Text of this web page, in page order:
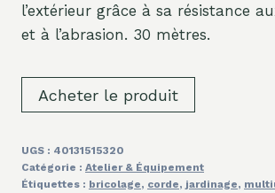
l’extérieur grâce à sa résistance
et à l’abrasion. 30 mètres.
Acheter le produit
UGS : 40131515320
Catégorie : Atelier & Équipement
Étiquettes : bricolage, corde, jardinage,